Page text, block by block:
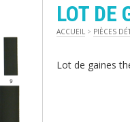
LOT DE
ACCUEIL > PIÈCES
Lot de gaines